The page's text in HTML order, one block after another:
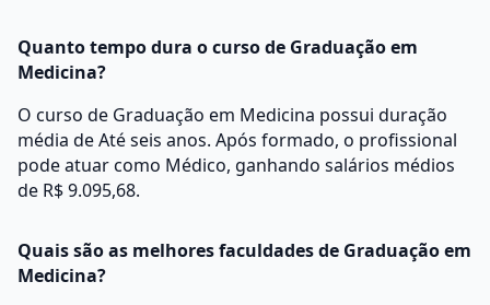
Quanto tempo dura o curso de Graduação em
Medicina?
O curso de Graduação em Medicina possui duração
média de Até seis anos. Após formado, o profissional
pode atuar como Médico, ganhando salários médios
de R$ 9.095,68.
Quais são as melhores faculdades de Graduação em
Medicina?